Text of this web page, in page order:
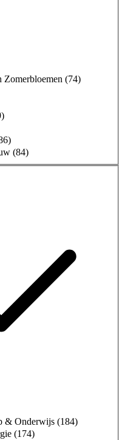
Bomen, Vaste planten en Zomerbloemen (74)
(59)
landbouw (86)
Multifunctionele landbouw (84)
Mens, Ondernemerschap & Onderwijs (184)
Natuur, Klimaat en Energie (174)